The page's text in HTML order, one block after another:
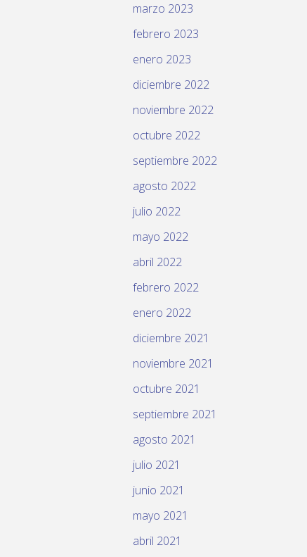
marzo 2023
febrero 2023
enero 2023
diciembre 2022
noviembre 2022
octubre 2022
septiembre 2022
agosto 2022
julio 2022
mayo 2022
abril 2022
febrero 2022
enero 2022
diciembre 2021
noviembre 2021
octubre 2021
septiembre 2021
agosto 2021
julio 2021
junio 2021
mayo 2021
abril 2021